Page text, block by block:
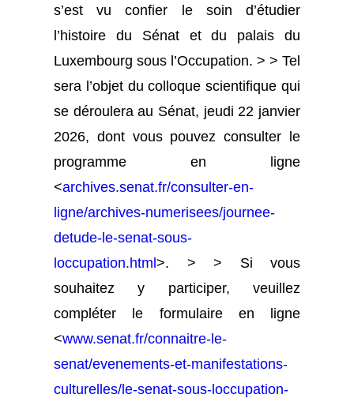
s’est vu confier le soin d’étudier
l’histoire du Sénat et du palais du
Luxembourg sous l’Occupation. > > Tel
sera l’objet du colloque scientifique qui
se déroulera au Sénat, jeudi 22 janvier
2026, dont vous pouvez consulter le
programme en ligne
<archives.senat.fr/consulter-en-
ligne/archives-numerisees/journee-
detude-le-senat-sous-
loccupation.html>. > > Si vous
souhaitez y participer, veuillez
compléter le formulaire en ligne
<www.senat.fr/connaitre-le-
senat/evenements-et-manifestations-
culturelles/le-senat-sous-loccupation-